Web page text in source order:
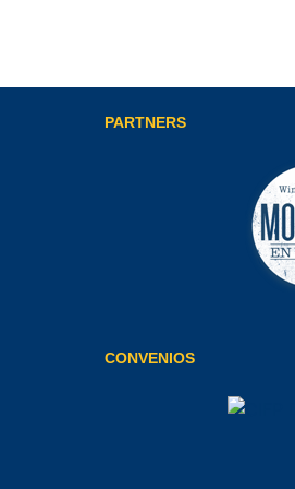
PARTNERS
CONVENIOS